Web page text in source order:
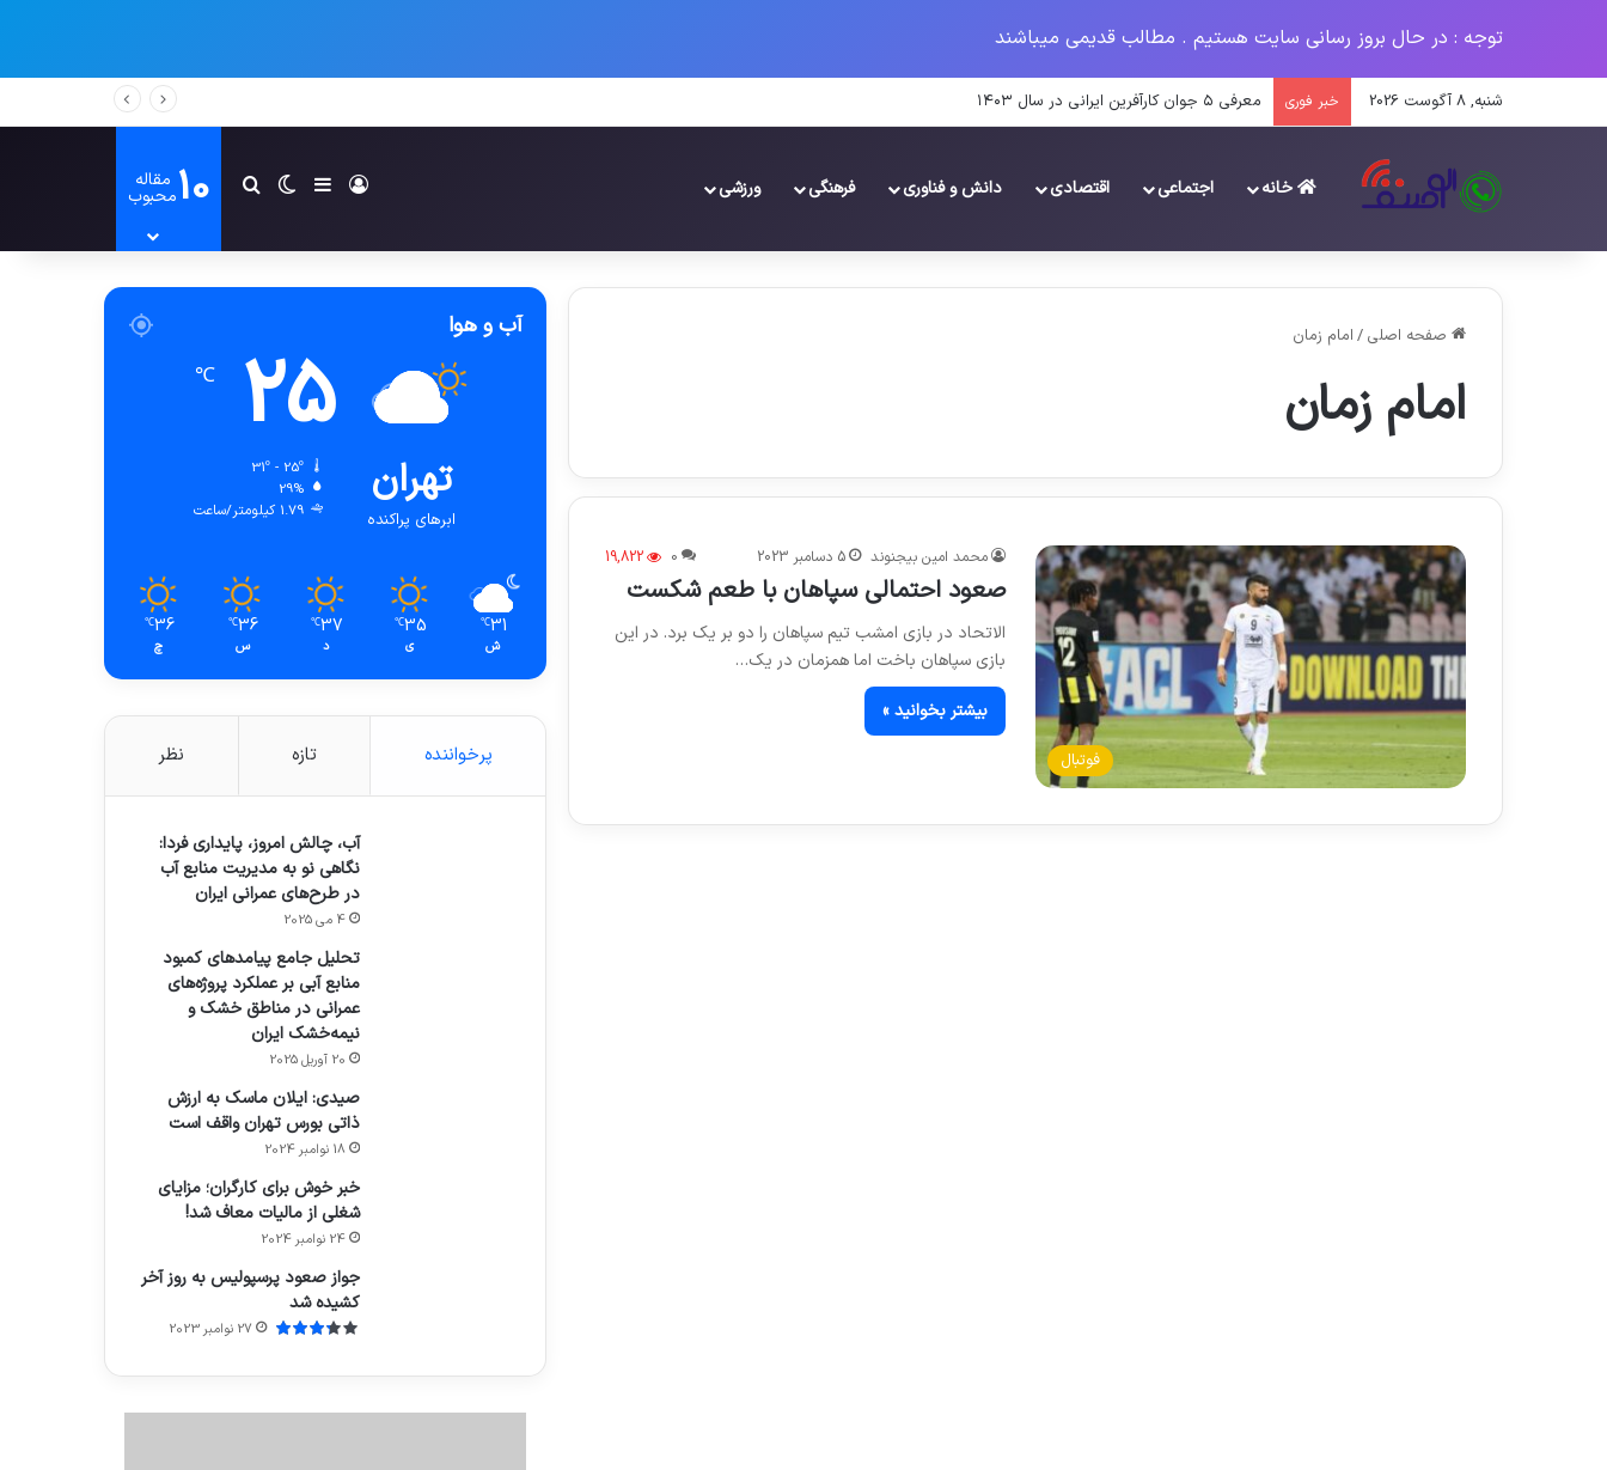
توجه : در حال بروز رسانی سایت هستیم . مطالب قدیمی میباشند
شنبه, 8 آگوست 2026 خبر فوری مروری بر اتفاقات مهم فرهنگی سال ۱۴۰۳
خانه اجتماعی اقتصادی دانش و فناوری فرهنگی ورزشی ورودسایدبارتغییر پوسته
جستجو برای
10 مقاله
محبوب
صفحه اصلی / امام زمان
امام زمان
فوتبال
محمد امین بیجنوند 5 دسامبر 2023 0
19,822
صعود احتمالی سپاهان با طعم شکست
الاتحاد در بازی امشب تیم سپاهان را دو بر یک برد. در این
بازی سپاهان باخت اما همزمان در یک…
بیشتر بخوانید »
آب و هوا
تهران
ابرهای پراکنده
25
℃
31º - 25º
29%
1.79 کیلومتر/ساعت
31
℃
ش
35
℃
ی
37
℃
د
36
℃
س
36
℃
چ
پرخواننده تازه نظر
آب، چالش امروز، پایداری فردا:
نگاهی نو به مدیریت منابع آب
در طرح‌های عمرانی ایران
4 می 2025
تحلیل جامع پیامدهای کمبود
منابع آبی بر عملکرد پروژه‌های
عمرانی در مناطق خشک و
نیمه‌خشک ایران
20 آوریل 2025
صیدی: ایلان ماسک به ارزش
ذاتی بورس تهران واقف است
18 نوامبر 2024
خبر خوش برای کارگران؛ مزایای
شغلی از مالیات معاف شد!
24 نوامبر 2024
جواز صعود پرسپولیس به روز آخر
کشیده شد
27 نوامبر 2023